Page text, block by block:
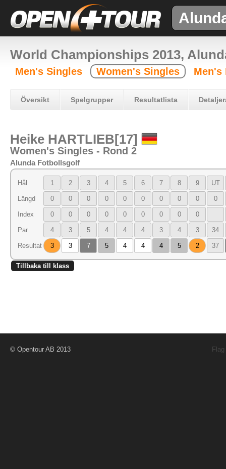
World Championships 2013,
Men's Singles Women's Singles Men's
Översikt Spelgrupper Resultatlista
Heike HARTLIEB[17]
Women's Singles - Rond 2
Alunda Fotbollsgolf
Hål 1 2 3 4 5 6 7 8 9 UT
Längd 0 0 0 0 0 0 0 0 0 0
Index 0 0 0 0 0 0 0 0 0
Par 4 3 5 4 4 4 3 4 3 34
Resultat 3 3 7 5 4 4 4 5 2 37
Tillbaka till klass
© Opentour AB 2013